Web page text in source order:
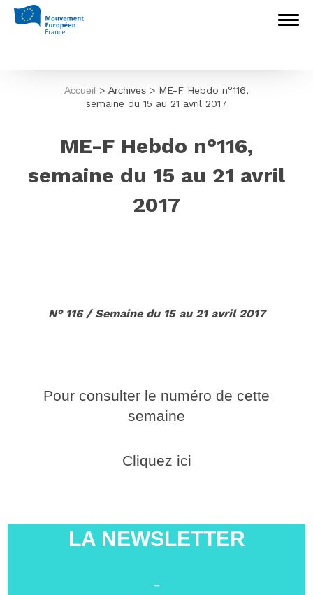
Accueil > Archives > ME-F Hebdo n°116,
semaine du 15 au 21 avril 2017
ME-F Hebdo n°116,
semaine du 15 au 21 avril
2017
N° 116 / Semaine du 15 au 21 avril 2017
Pour consulter le numéro de cette
semaine
Cliquez ici
LA NEWSLETTER
-